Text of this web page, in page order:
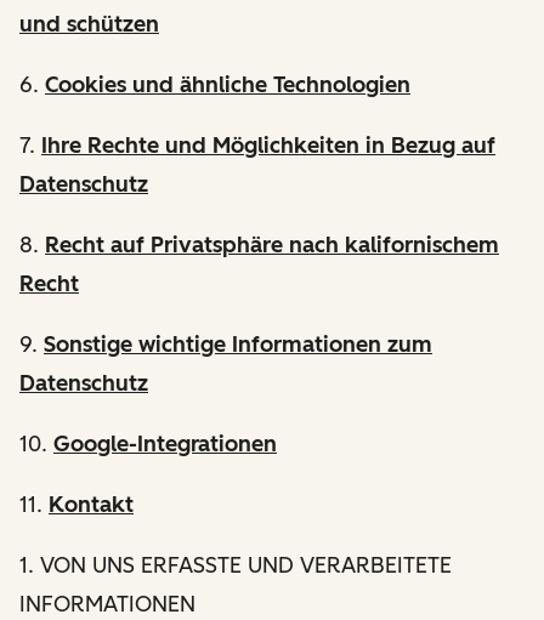
und schützen
6. Cookies und ähnliche Technologien
7. Ihre Rechte und Möglichkeiten in Bezug auf
Datenschutz
8. Recht auf Privatsphäre nach kalifornischem
Recht
9. Sonstige wichtige Informationen zum
Datenschutz
10. Google-Integrationen
11. Kontakt
1. VON UNS ERFASSTE UND VERARBEITETE
INFORMATIONEN